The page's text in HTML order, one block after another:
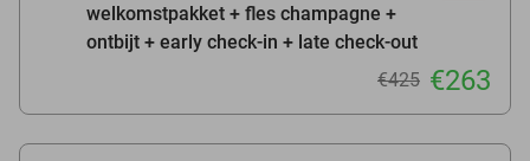
welkomstpakket + fles champagne +
ontbijt + early check-in + late check-out
€425 €263